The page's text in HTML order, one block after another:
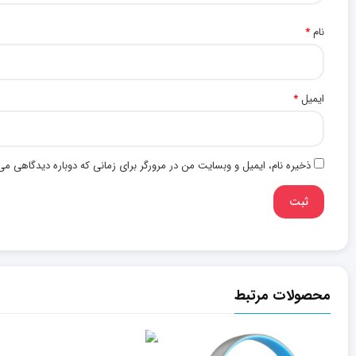
نام*
ایمیل*
ذخیره نام، ایمیل و وبسایت من در مرورگر برای زمانی که دوباره دیدگاهی
محصولات مرتبط